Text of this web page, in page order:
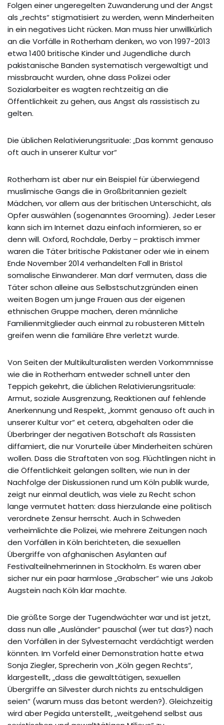
Folgen einer ungeregelten Zuwanderung und der Angst
als „rechts“ stigmatisiert zu werden, wenn Minderheiten
in ein negatives Licht rücken. Man muss hier unwillkürlich
an die Vorfälle in Rotherham denken, wo von 1997-2013
etwa 1400 britische Kinder und Jugendliche durch
pakistanische Banden systematisch vergewaltigt und
missbraucht wurden, ohne dass Polizei oder
Sozialarbeiter es wagten rechtzeitig an die
Öffentlichkeit zu gehen, aus Angst als rassistisch zu
gelten.
Die üblichen Relativierungsrituale: „Das kommt genauso
oft auch in unserer Kultur vor“
Rotherham ist aber nur ein Beispiel für überwiegend
muslimische Gangs die in Großbritannien gezielt
Mädchen, vor allem aus der britischen Unterschicht, als
Opfer auswählen (sogenanntes Grooming). Jeder Leser
kann sich im Internet dazu einfach informieren, so er
denn will. Oxford, Rochdale, Derby – praktisch immer
waren die Täter britische Pakistaner oder wie in einem
Ende November 2014 verhandelten Fall in Bristol
somalische Einwanderer. Man darf vermuten, dass die
Täter schon alleine aus Selbstschutzgründen einen
weiten Bogen um junge Frauen aus der eigenen
ethnischen Gruppe machen, deren männliche
Familienmitglieder auch einmal zu robusteren Mitteln
greifen wenn die familiäre Ehre verletzt wurde.
Von Seiten der Multikulturalisten werden Vorkommnisse
wie die in Rotherham entweder schnell unter den
Teppich gekehrt, die üblichen Relativierungsrituale:
Armut, soziale Ausgrenzung, Reaktionen auf fehlende
Anerkennung und Respekt, „kommt genauso oft auch in
unserer Kultur vor“ et cetera, abgehalten oder die
Überbringer der negativen Botschaft als Rassisten
diffamiert, die nur Vorurteile über Minderheiten schüren
wollen. Dass die Straftaten von sog. Flüchtlingen nicht in
die Öffentlichkeit gelangen sollten, wie nun in der
Nachfolge der Diskussionen rund um Köln publik wurde,
zeigt nur einmal deutlich, was viele zu Recht schon
lange vermutet hatten: dass hierzulande eine politisch
verordnete Zensur herrscht. Auch in Schweden
verheimlichte die Polizei, wie mehrere Zeitungen nach
den Vorfällen in Köln berichteten, die sexuellen
Übergriffe von afghanischen Asylanten auf
Festivalteilnehmerinnen in Stockholm. Es waren aber
sicher nur ein paar harmlose „Grabscher“ wie uns Jakob
Augstein nach Köln klar machte.
Die größte Sorge der Tugendwächter war und ist jetzt,
dass nun alle „Ausländer“ pauschal (wer tut das?) nach
den Vorfällen in der Sylvesternacht verdächtigt werden
könnten. Im Vorfeld einer Demonstration hatte etwa
Sonja Ziegler, Sprecherin von „Köln gegen Rechts“,
klargestellt, „dass die gewalttätigen, sexuellen
Übergriffe an Silvester durch nichts zu entschuldigen
seien“ (warum muss das betont werden?). Gleichzeitig
wird aber Pegida unterstellt, „weitgehend selbst aus